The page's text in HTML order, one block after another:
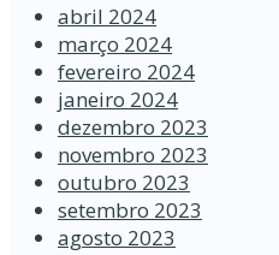
abril 2024
março 2024
fevereiro 2024
janeiro 2024
dezembro 2023
novembro 2023
outubro 2023
setembro 2023
agosto 2023